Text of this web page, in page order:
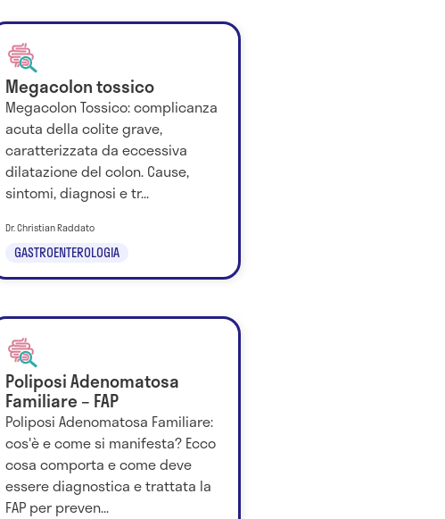
Megacolon tossico
Megacolon Tossico: complicanza
acuta della colite grave,
caratterizzata da eccessiva
dilatazione del colon. Cause,
sintomi, diagnosi e tr...
GASTROENTEROLOGIA
Dr. Christian Raddato
Poliposi Adenomatosa
Familiare – FAP
Poliposi Adenomatosa Familiare:
cos'è e come si manifesta? Ecco
cosa comporta e come deve
essere diagnostica e trattata la
FAP per preven...